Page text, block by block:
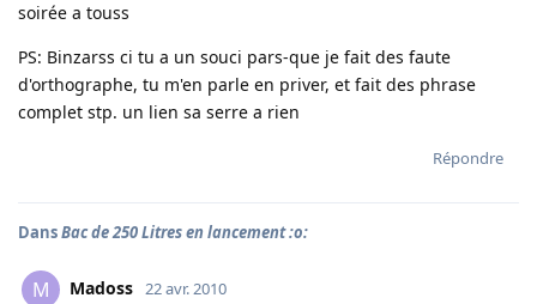
soirée a touss
PS: Binzarss ci tu a un souci pars-que je fait des faute
d'orthographe, tu m'en parle en priver, et fait des phrase
complet stp. un lien sa serre a rien
Répondre
DansBac de 250 Litres en lancement :o:
M Madoss 22 avr. 2010